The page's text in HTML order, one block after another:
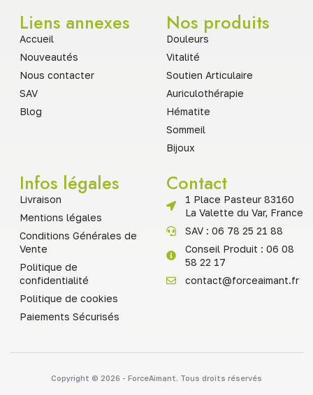
Liens annexes
Accueil
Nouveautés
Nous contacter
SAV
Blog
Nos produits
Douleurs
Vitalité
Soutien Articulaire
Auriculothérapie
Hématite
Sommeil
Bijoux
Infos légales
Livraison
Mentions légales
Conditions Générales de
Vente
Politique de
confidentialité
Politique de cookies
Paiements Sécurisés
Contact
1 Place Pasteur 83160
La Valette du Var, France
SAV : 06 78 25 21 88
Conseil Produit : 06 08
58 22 17
contact@forceaimant.fr
Copyright © 2026 - ForceAimant. Tous droits réservés